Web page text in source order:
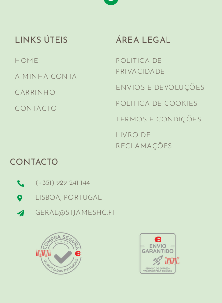
LINKS ÚTEIS
HOME
A MINHA CONTA
CARRINHO
CONTACTO
ÁREA LEGAL
POLITICA DE
PRIVACIDADE
ENVIOS E DEVOLUÇÕES
POLITICA DE COOKIES
TERMOS E CONDIÇÕES
LIVRO DE
RECLAMAÇÕES
CONTACTO
(+351) 929 241 144
LISBOA, PORTUGAL
GERAL@STJAMESHC.PT